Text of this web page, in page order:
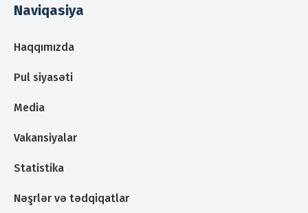
Naviqasiya
Haqqımızda
Pul siyasəti
Media
Vakansiyalar
Statistika
Nəşrlər və tədqiqatlar